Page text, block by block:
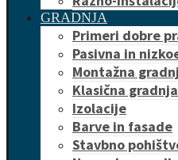
GRADNJA
Primeri dobre
Pasivna in
Montažna
Klasična gradnja
Izolacije
Barve in fasade
Stavbno